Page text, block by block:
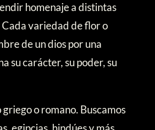
homenaje a distintas
variedad de flor o
de un dios por una
su carácter, su poder, su
o romano. Buscamos